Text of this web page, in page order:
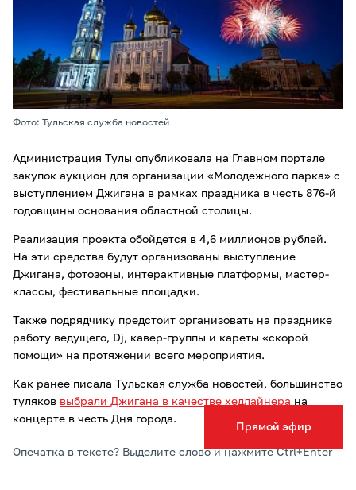
Прямой эфир
Фото: Тульская служба новостей
Администрация Тулы опубликовала на Главном портале
закупок аукцион для организации «Молодежного парка» с
выступлением Джигана в рамках праздника в честь 876-й
годовщины основания областной столицы.
Реализация проекта обойдется в 4,6 миллионов рублей.
На эти средства будут организованы выступление
Джигана, фотозоны, интерактивные платформы, мастер-
классы, фестивальные площадки.
Также подрядчику предстоит организовать на празднике
работу ведущего, Dj, кавер-группы и кареты «скорой
помощи» на протяжении всего мероприятия.
Как ранее писала Тульская служба новостей, большинство
туляков выбрали Джигана в качестве хедлайнера на
концерте в честь Дня города.
Опечатка в тексте? Выделите слово и нажмите Ctrl+Enter